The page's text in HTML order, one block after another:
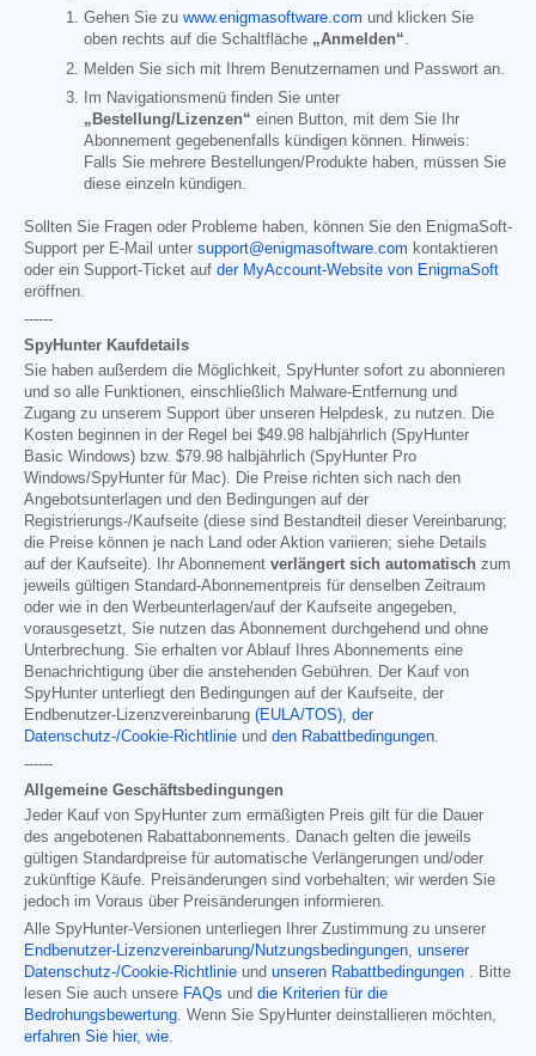
Gehen Sie zu www.enigmasoftware.com und klicken Sie
oben rechts auf die Schaltfläche „Anmelden“.
Melden Sie sich mit Ihrem Benutzernamen und Passwort an.
Im Navigationsmenü finden Sie unter
„Bestellung/Lizenzen“ einen Button, mit dem Sie Ihr
Abonnement gegebenenfalls kündigen können. Hinweis:
Falls Sie mehrere Bestellungen/Produkte haben, müssen Sie
diese einzeln kündigen.
Sollten Sie Fragen oder Probleme haben, können Sie den EnigmaSoft-
Support per E-Mail unter support@enigmasoftware.com kontaktieren
oder ein Support-Ticket auf der MyAccount-Website von EnigmaSoft
eröffnen.
------
SpyHunter Kaufdetails
Sie haben außerdem die Möglichkeit, SpyHunter sofort zu abonnieren
und so alle Funktionen, einschließlich Malware-Entfernung und
Zugang zu unserem Support über unseren Helpdesk, zu nutzen. Die
Kosten beginnen in der Regel bei $49.98 halbjährlich (SpyHunter
Basic Windows) bzw. $79.98 halbjährlich (SpyHunter Pro
Windows/SpyHunter für Mac). Die Preise richten sich nach den
Angebotsunterlagen und den Bedingungen auf der
Registrierungs-/Kaufseite (diese sind Bestandteil dieser Vereinbarung;
die Preise können je nach Land oder Aktion variieren; siehe Details
auf der Kaufseite). Ihr Abonnement verlängert sich automatisch zum
jeweils gültigen Standard-Abonnementpreis für denselben Zeitraum
oder wie in den Werbeunterlagen/auf der Kaufseite angegeben,
vorausgesetzt, Sie nutzen das Abonnement durchgehend und ohne
Unterbrechung. Sie erhalten vor Ablauf Ihres Abonnements eine
Benachrichtigung über die anstehenden Gebühren. Der Kauf von
SpyHunter unterliegt den Bedingungen auf der Kaufseite, der
Endbenutzer-Lizenzvereinbarung (EULA/TOS), der
Datenschutz-/Cookie-Richtlinie und den Rabattbedingungen.
------
Allgemeine Geschäftsbedingungen
Jeder Kauf von SpyHunter zum ermäßigten Preis gilt für die Dauer
des angebotenen Rabattabonnements. Danach gelten die jeweils
gültigen Standardpreise für automatische Verlängerungen und/oder
zukünftige Käufe. Preisänderungen sind vorbehalten; wir werden Sie
jedoch im Voraus über Preisänderungen informieren.
Alle SpyHunter-Versionen unterliegen Ihrer Zustimmung zu unserer
Endbenutzer-Lizenzvereinbarung/Nutzungsbedingungen, unserer
Datenschutz-/Cookie-Richtlinie und unseren Rabattbedingungen . Bitte
lesen Sie auch unsere FAQs und die Kriterien für die
Bedrohungsbewertung. Wenn Sie SpyHunter deinstallieren möchten,
erfahren Sie hier, wie.